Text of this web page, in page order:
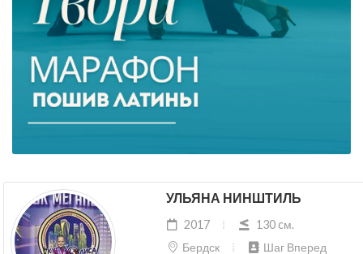
УЛЬЯНА НИНШТИЛЬ
2017
130 cм.
Бердск
Шаг Вперед